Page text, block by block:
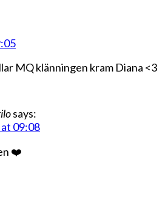
MQ klänningen kram Diana <3
says:
09:08
❤️